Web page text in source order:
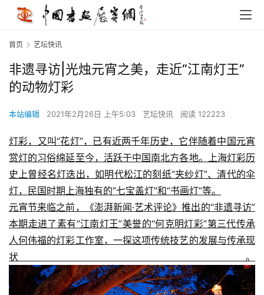
首页 艺坛快讯
非遗寻访|光烛元宵之美，走近“江南灯王”
的动物灯彩
本站编辑 2021年2月26日 上午5:03 艺坛快讯 阅读 122223
灯彩，又叫“花灯”，已有近两千年历史，它伴随着中国元宵
赏灯的习俗绵延至今，活跃于中国南北方各地。上海灯彩历
史上曾经名灯迭出，如明代松江的刻纸“夹纱灯”、清代的伞
灯，民国时期上海独有的“七宝盖灯”和“书画灯”等。
元宵节来临之前，《澎湃新闻·艺术评论》推出的“非遗寻访”
本期走进了素有“江南灯王”美誉的“何克明灯彩”第三代传承
人何伟福的灯彩工作室，一探这项传统技艺的发展与传承现
状。